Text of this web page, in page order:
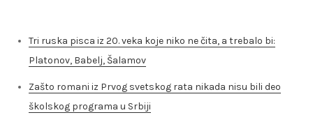
Tri ruska pisca iz 20. veka koje niko ne čita, a trebalo bi:
Platonov, Babelj, Šalamov
Zašto romani iz Prvog svetskog rata nikada nisu bili deo
školskog programa u Srbiji